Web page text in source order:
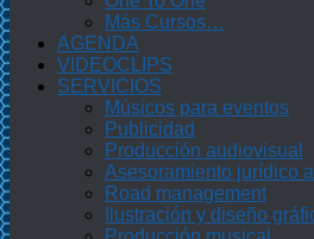
Más Cursos…
AGENDA
VIDEOCLIPS
SERVICIOS
Músicos para eventos
Publicidad
Producción audiovisual
Asesoramiento jurídico
Road management
Ilustración y diseño